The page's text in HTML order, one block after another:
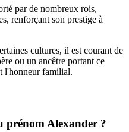
par de nombreux rois,
renforçant son prestige à
cultures, il est courant de
ou un ancêtre portant ce
l'honneur familial.
prénom Alexander ?